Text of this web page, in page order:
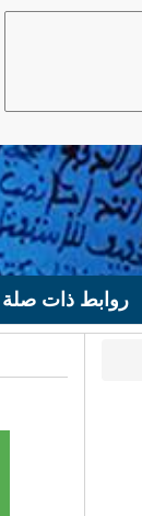
روابط ذات صلة